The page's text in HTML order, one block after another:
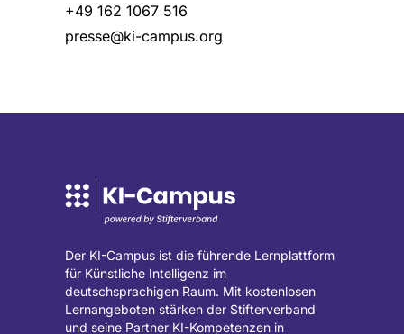
+49 162 1067 516
presse@ki-campus.org
Der KI-Campus ist die führende Lernplattform
für Künstliche Intelligenz im
deutschsprachigen Raum. Mit kostenlosen
Lernangeboten stärken der Stifterverband
und seine Partner KI-Kompetenzen in